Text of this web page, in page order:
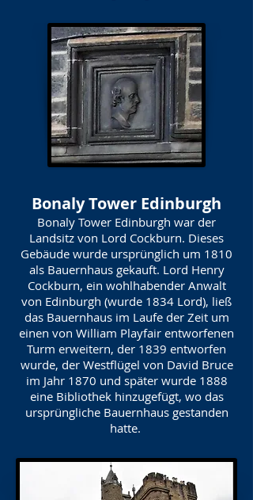
Bonaly Tower Edinburgh
Bonaly Tower Edinburgh war der
Landsitz von Lord Cockburn. Dieses
Gebäude wurde ursprünglich um 1810
als Bauernhaus gekauft. Lord Henry
Cockburn, ein wohlhabender Anwalt
von Edinburgh (wurde 1834 Lord), ließ
das Bauernhaus im Laufe der Zeit um
einen von William Playfair entworfenen
Turm erweitern, der 1839 entworfen
wurde, der Westflügel von David Bruce
im Jahr 1870 und später wurde 1888
eine Bibliothek hinzugefügt, wo das
ursprüngliche Bauernhaus gestanden
hatte.